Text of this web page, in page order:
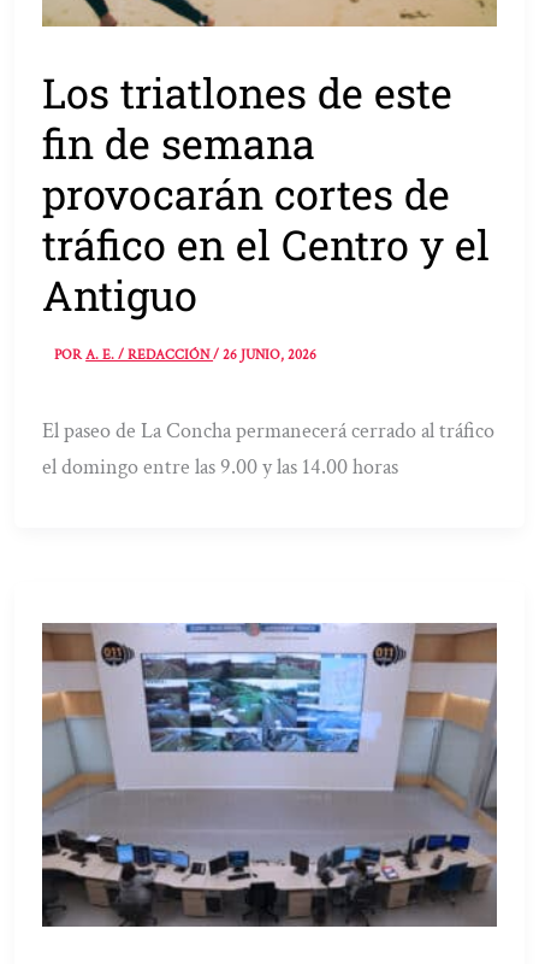
Los triatlones de este
fin de semana
provocarán cortes de
tráfico en el Centro y el
Antiguo
PORA. E. / REDACCIÓN/26 JUNIO, 2026
El paseo de La Concha permanecerá cerrado al tráfico
el domingo entre las 9.00 y las 14.00 horas